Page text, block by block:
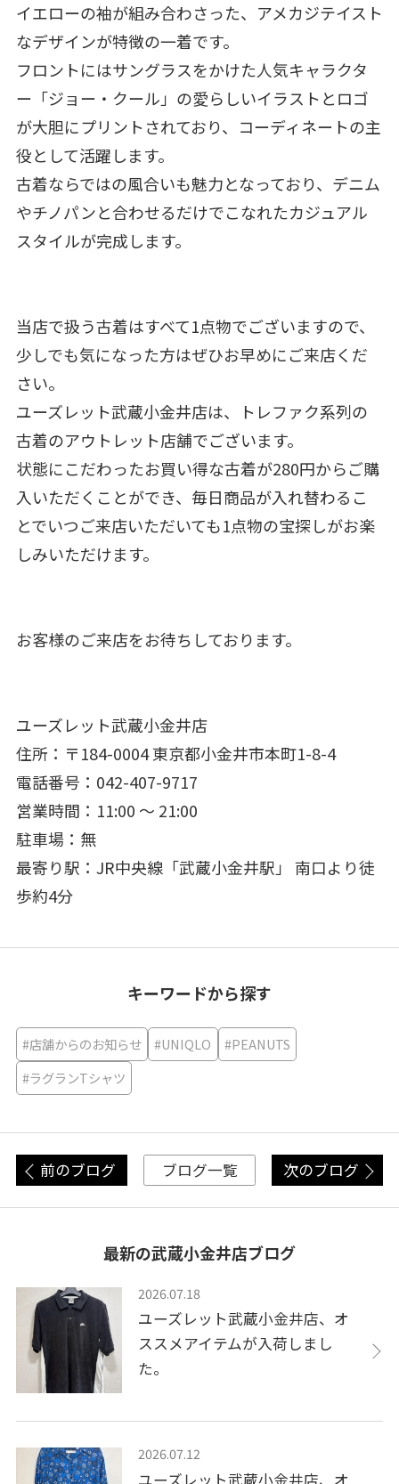
イエローの袖が組み合わさった、アメカジテイスト
なデザインが特徴の一着です。
フロントにはサングラスをかけた人気キャラクタ
ー「ジョー・クール」の愛らしいイラストとロゴ
が大胆にプリントされており、コーディネートの主
役として活躍します。
古着ならではの風合いも魅力となっており、デニム
やチノパンと合わせるだけでこなれたカジュアル
スタイルが完成します。
当店で扱う古着はすべて1点物でございますので、
少しでも気になった方はぜひお早めにご来店くだ
さい。
ユーズレット武蔵小金井店は、トレファク系列の
古着のアウトレット店舗でございます。
状態にこだわったお買い得な古着が280円からご購
入いただくことができ、毎日商品が入れ替わるこ
とでいつご来店いただいても1点物の宝探しがお楽
しみいただけます。
お客様のご来店をお待ちしております。
ユーズレット武蔵小金井店
住所：〒184-0004 東京都小金井市本町1-8-4
電話番号：042-407-9717
営業時間：11:00 ～ 21:00
駐車場：無
最寄り駅：JR中央線「武蔵小金井駅」 南口より徒
歩約4分
キーワードから探す
#店舗からのお知らせ #UNIQLO
#PEANUTS
#ラグランTシャツ
前のブログ ブログ一覧 次のブログ
最新の武蔵小金井店ブログ
2026.07.18
ユーズレット武蔵小金井店、オ
ススメアイテムが入荷しまし
た。
2026.07.12
ユーズレット武蔵小金井店、オ